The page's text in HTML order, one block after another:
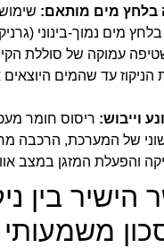
בלחץ מים מותאם:
בלחץ מים נמוך-בינוני
עמוקה של סוללת
הניקוז עד שהמים
וייבוש: ריסוס חומר
של המערכת, הרכבה
והפעלת המזגן במצב
הישיר בין